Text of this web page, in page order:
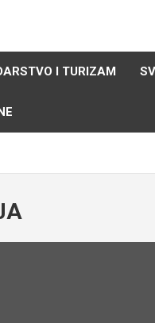
I TURIZAM